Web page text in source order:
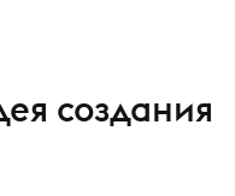
создания